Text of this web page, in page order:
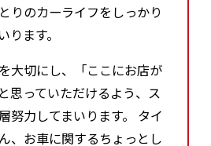
りのカーライフをしっかり
ります。
大切にし、「ここにお店が
思っていただけるよう、ス
努力してまいります。 タイ
、お車に関するちょっとし